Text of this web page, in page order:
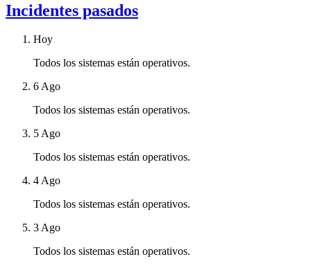
Incidentes pasados
Hoy
Todos los sistemas están operativos.
6 Ago
Todos los sistemas están operativos.
5 Ago
Todos los sistemas están operativos.
4 Ago
Todos los sistemas están operativos.
3 Ago
Todos los sistemas están operativos.